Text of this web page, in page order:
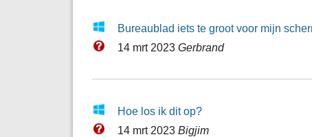
Bureaublad iets te groot voor mijn
14 mrt 2023 Gerbrand
Hoe los ik dit op?
14 mrt 2023 Bigjim